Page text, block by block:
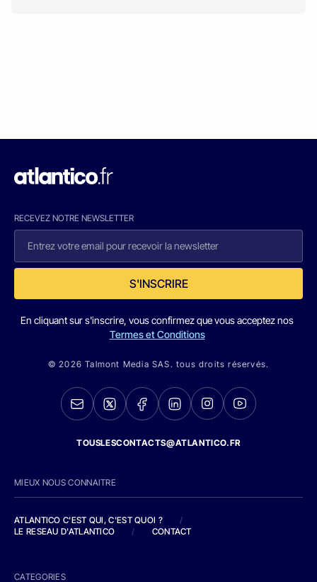
RECEVEZ NOTRE NEWSLETTER
S'INSCRIRE
En cliquant sur s'inscrire, vous confirmez que vous acceptez nos
Termes et Conditions
© 2026 Talmont Media SAS. tous droits réservés.
TOUSLESCONTACTS@ATLANTICO.FR
MIEUX NOUS CONNAITRE
ATLANTICO C'EST QUI, C'EST QUOI ?
/
LE RESEAU D'ATLANTICO
/ CONTACT
CATEGORIES